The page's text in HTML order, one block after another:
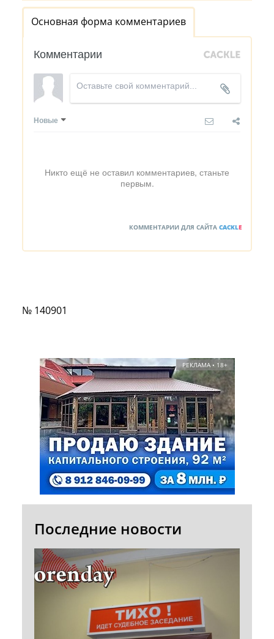
Основная форма комментариев
Комментарии
Новые
Никто ещё не оставил комментариев, станьте
первым.
КОММЕНТАРИИ ДЛЯ САЙТА CACKLE
№ 140901
РЕКЛАМА • 18+
Последние новости